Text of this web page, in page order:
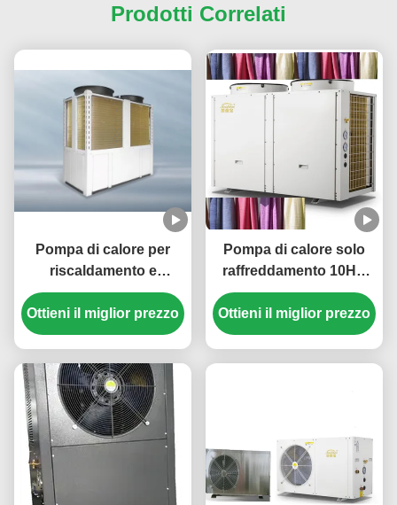
Prodotti Correlati
Pompa di calore per
riscaldamento e
raffreddamento super
potente da 210 kW con
scambiatore di calore a
refrigerante R410A per
grandi locali
commerciali
Ottieni il miglior prezzo
Pompa di calore solo
raffreddamento 10HP
380V 3N/50Hz per il
raffreddamento dei
tessuti
Ottieni il miglior prezzo